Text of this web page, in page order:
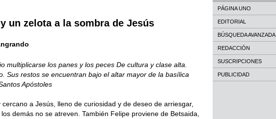
un zelota a la sombra de Jesús
multiplicarse los panes y los peces De cultura y clase alta.
Sus restos se encuentran bajo el altar mayor de la basílica
Apóstoles
cercano a Jesús, lleno de curiosidad y de deseo de arriesgar,
demás no se atreven. También Felipe proviene de Betsaida,
PÁGINA UNO
EDITORIAL
BÚSQUEDA AVANZADA
REDACCIÓN
SUSCRIPCIONES
PUBLICIDAD